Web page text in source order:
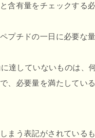
含有量をチェックする
プチドの一日に必要な
達していないものは、
、必要量を満たしてい
まう表記がされている